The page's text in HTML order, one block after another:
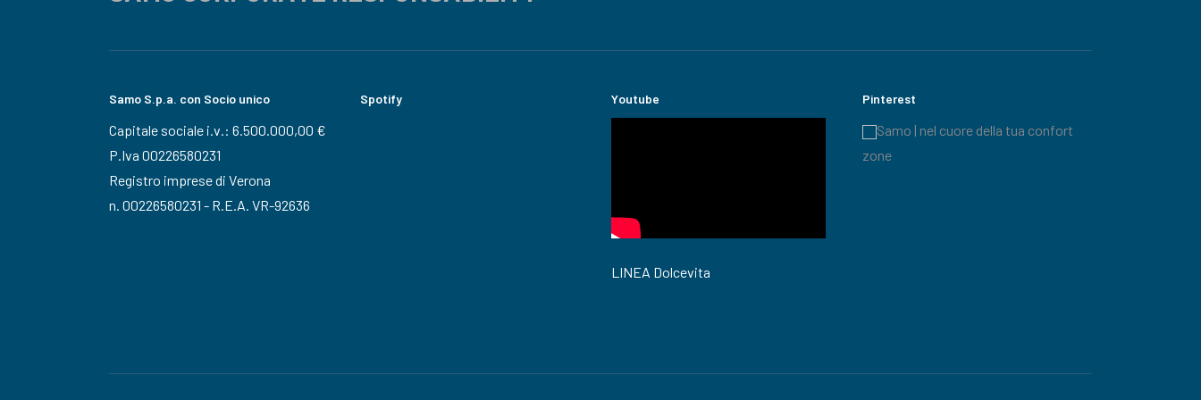
Samo S.p.a. con Socio unico
Capitale sociale i.v.: 6.500.000,00 €
P.Iva 00226580231
Registro imprese di Verona
n. 00226580231 - R.E.A. VR-92636
Spotify Youtube
LINEA Dolcevita
Pinterest
Samo | nel cuore della tua confort
zone